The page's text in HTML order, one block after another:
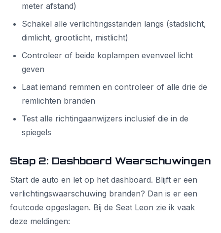
meter afstand)
Schakel alle verlichtingsstanden langs (stadslicht,
dimlicht, grootlicht, mistlicht)
Controleer of beide koplampen evenveel licht
geven
Laat iemand remmen en controleer of alle drie de
remlichten branden
Test alle richtingaanwijzers inclusief die in de
spiegels
Stap 2: Dashboard Waarschuwingen
Start de auto en let op het dashboard. Blijft er een
verlichtingswaarschuwing branden? Dan is er een
foutcode opgeslagen. Bij de Seat Leon zie ik vaak
deze meldingen: